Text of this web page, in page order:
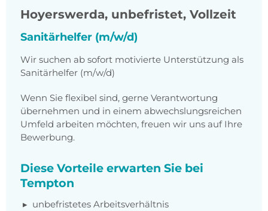
Hoyerswerda, unbefristet, Vollzeit
Sanitärhelfer (m/w/d)
Wir suchen ab sofort motivierte Unterstützung als
Sanitärhelfer (m/w/d)
Wenn Sie flexibel sind, gerne Verantwortung
übernehmen und in einem abwechslungsreichen
Umfeld arbeiten möchten, freuen wir uns auf Ihre
Bewerbung.
Diese Vorteile erwarten Sie bei
Tempton
unbefristetes Arbeitsverhältnis